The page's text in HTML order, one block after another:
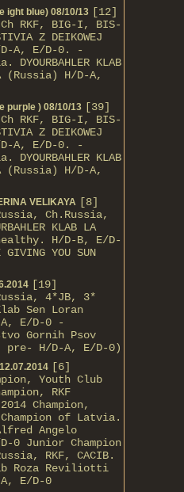
ight blue) 08/10/13 [12]
RKF, BIG-I, BIS-
Z DEIKOWEJ
D-A, E/D-0. -
KLAB
(Russia) H/D-A,
purple ) 08/10/13 [39]
RKF, BIG-I, BIS-
Z DEIKOWEJ
D-A, E/D-0. -
KLAB
(Russia) H/D-A,
VELIKAYA [8]
Ch.Russia,
KLAB LA
H/D-В, E/D-
YOU SUN
[19]
4*JB, 3*
Sen Loran
E/D-0 -
Gornih Psov
pre- H/D-A, E/D-0)
[6]
Youth Club
RKF
Champion,
of Latvia.
Angelo
0 Junior Champion
RKF, CACIB.
Roza Reviliotti
E/D-0